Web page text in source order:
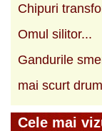
Chipuri
Omul silitor...
Gandurile
mai scurt
Cele mai